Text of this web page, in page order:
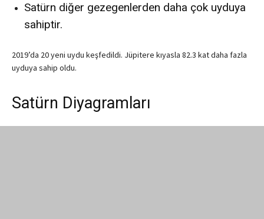
Satürn diğer gezegenlerden daha çok uyduya
sahiptir.
2019’da 20 yeni uydu keşfedildi. Jüpitere kıyasla 82.3 kat daha fazla
uyduya sahip oldu.
Satürn Diyagramları